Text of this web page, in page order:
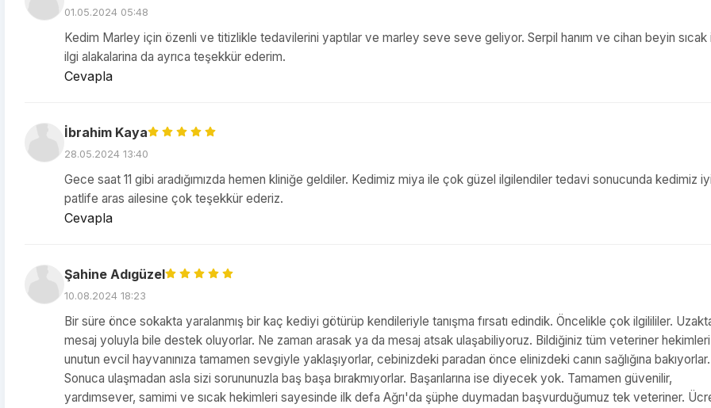
01.05.2024 05:48
Kedim Marley için özenli ve titizlikle tedavilerini yaptılar ve marley seve seve geliyor. Serpil hanım ve cihan beyin sıcak
ilgi alakalarina da ayrıca teşekkür ederim.
Cevapla
İbrahim Kaya
28.05.2024 13:40
Gece saat 11 gibi aradığımızda hemen kliniğe geldiler. Kedimiz miya ile çok güzel ilgilendiler tedavi sonucunda kedimiz
patlife aras ailesine çok teşekkür ederiz.
Cevapla
Şahine Adıgüzel
10.08.2024 18:23
Bir süre önce sokakta yaralanmış bir kaç kediyi götürüp kendileriyle tanışma fırsatı edindik. Öncelikle çok ilgilililer.
mesaj yoluyla bile destek oluyorlar. Ne zaman arasak ya da mesaj atsak ulaşabiliyoruz. Bildiğiniz tüm veteriner hekimleri
unutun evcil hayvanınıza tamamen sevgiyle yaklaşıyorlar, cebinizdeki paradan önce elinizdeki canın sağlığına bakıyorlar.
Sonuca ulaşmadan asla sizi sorununuzla baş başa bırakmıyorlar. Başarılarına ise diyecek yok. Tamamen güvenilir,
yardımsever, samimi ve sıcak hekimleri sayesinde ilk defa Ağrı'da şüphe duymadan başvurduğumuz tek veteriner.